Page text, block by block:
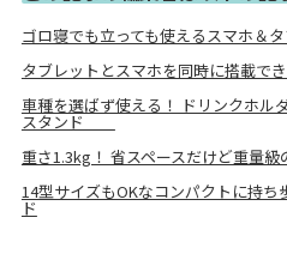
ゴロ寝でも立っても使えるスマホ＆
タブレットとスマホを同時に搭載で
車種を選ばず使える！ ドリンクホル
スタンド
重さ1.3kg！ 省スペースだけど重量級
14型サイズもOKなコンパクトに持
ド